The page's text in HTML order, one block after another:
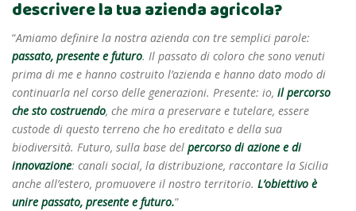
descrivere la tua azienda agricola?
“Amiamo definire la nostra azienda con tre semplici parole:
passato, presente e futuro. Il passato di coloro che sono venuti
prima di me e hanno costruito l’azienda e hanno dato modo di
continuarla nel corso delle generazioni. Presente: io, il percorso
che sto costruendo, che mira a preservare e tutelare, essere
custode di questo terreno che ho ereditato e della sua
biodiversità. Futuro, sulla base del percorso di azione e di
innovazione: canali social, la distribuzione, raccontare la Sicilia
anche all’estero, promuovere il nostro territorio. L’obiettivo è
unire passato, presente e futuro.”